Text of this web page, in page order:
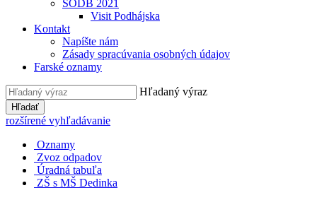
SODB 2021
Visit Podhájska
Kontakt
Napíšte nám
Zásady spracúvania osobných údajov
Farské oznamy
Hľadaný výraz
Hľadať
rozšírené vyhľadávanie
Oznamy
Zvoz odpadov
Úradná tabuľa
ZŠ s MŠ Dedinka